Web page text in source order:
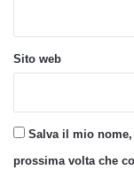
Sito web
Salva il mio
prossima volta che